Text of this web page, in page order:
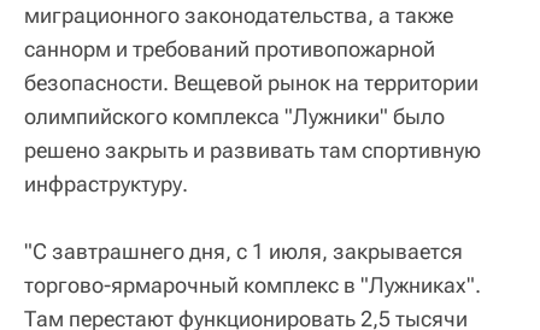
миграционного законодательства, а также
саннорм и требований противопожарной
безопасности. Вещевой рынок на территории
олимпийского комплекса "Лужники" было
решено закрыть и развивать там спортивную
инфраструктуру.
"С завтрашнего дня, с 1 июля, закрывается
торгово-ярмарочный комплекс в "Лужниках".
Там перестают функционировать 2,5 тысячи